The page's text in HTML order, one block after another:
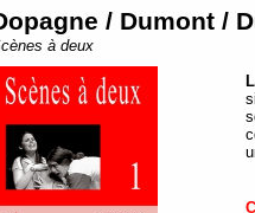
/ Dumont /
à deux